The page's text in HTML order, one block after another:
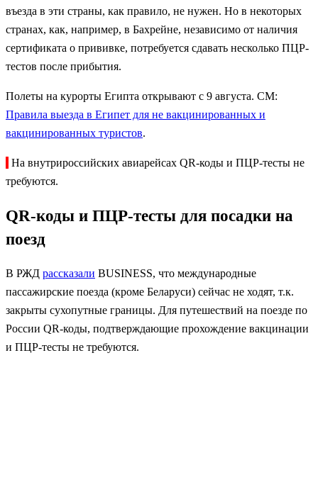
въезда в эти страны, как правило, не нужен. Но в некоторых
странах, как, например, в Бахрейне, независимо от наличия
сертификата о прививке, потребуется сдавать несколько ПЦР-
тестов после прибытия.
Полеты на курорты Египта открывают с 9 августа. СМ:
Правила выезда в Египет для не вакцинированных и
вакцинированных туристов.
На внутрироссийских авиарейсах QR-коды и ПЦР-тесты не
требуются.
QR-коды и ПЦР-тесты для посадки на
поезд
В РЖД рассказали BUSINESS, что международные
пассажирские поезда (кроме Беларуси) сейчас не ходят, т.к.
закрыты сухопутные границы. Для путешествий на поезде по
России QR-коды, подтверждающие прохождение вакцинации
и ПЦР-тесты не требуются.